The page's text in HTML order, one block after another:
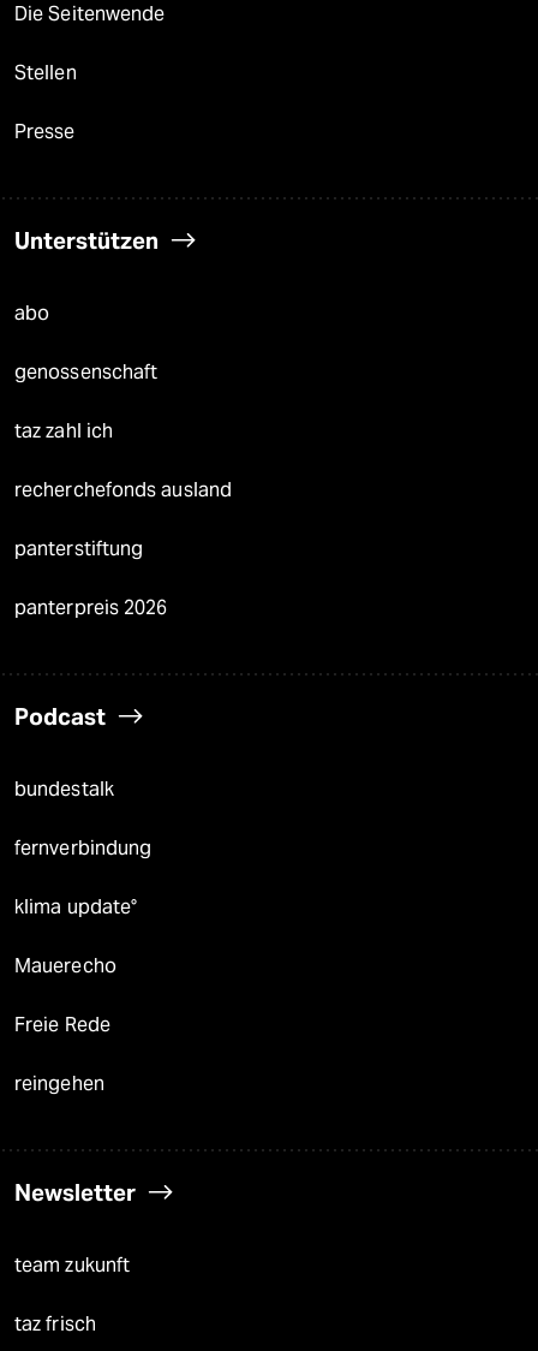
Die Seitenwende
Stellen
Presse
Unterstützen
abo
genossenschaft
taz zahl ich
recherchefonds ausland
panterstiftung
panterpreis 2026
Podcast
bundestalk
fernverbindung
klima update°
Mauerecho
Freie Rede
reingehen
Newsletter
team zukunft
taz frisch